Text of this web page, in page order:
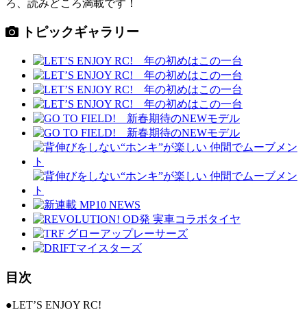
ろ、読みどころ満載です！
トピックギャラリー
目次
●LET’S ENJOY RC!